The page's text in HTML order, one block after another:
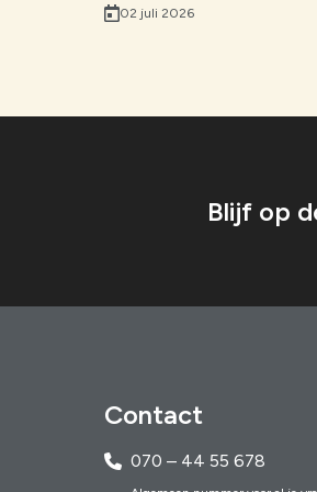
02 juli 2026
Blijf op
Contact
070 – 44 55 678